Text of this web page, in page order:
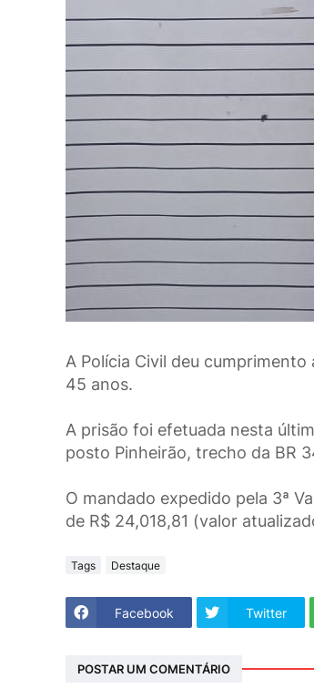
A Polícia Civil deu
45 anos.
A prisão foi efetuada nesta
posto Pinheirão, trecho da BR
O mandado expedido pela 3ª
de R$ 24,018,81 (valor
Tags Destaque
Facebook Twitter
POSTAR UM COMENTÁRIO